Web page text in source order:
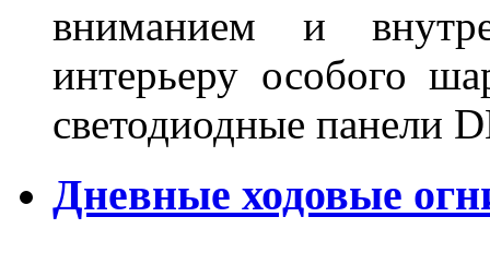
вниманием и
интерьеру особого
светодиодные панели
Дневные ходовые